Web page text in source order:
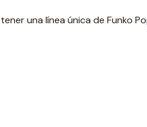
una línea única de Funko